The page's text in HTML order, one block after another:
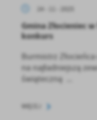
24 - 11 - 2025
Gmina Złocieniec
konkurs
Burmistrz
na najładniejszą
świąteczną ...